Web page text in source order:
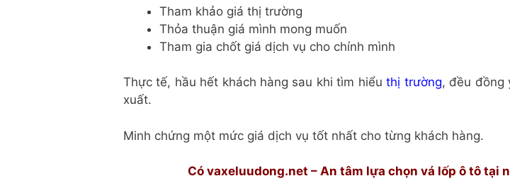
Tham khảo giá thị trường
Thỏa thuận giá mình mong muốn
Tham gia chốt giá dịch vụ cho chính mình
Thực tế, hầu hết khách hàng sau khi tìm hiểuthị trường, đều đồng
xuất.
Minh chứng một mức giá dịch vụ tốt nhất cho từng khách hàng.
Có vaxeluudong.net – An tâm lựa chọn vá lốp ô tô tại